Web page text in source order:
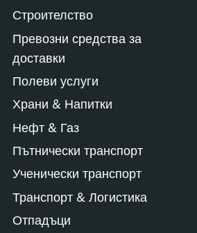
Строителство
Превозни средства за
доставки
Полеви услуги
Храни & Напитки
Нефт & Газ
Пътнически транспорт
Ученически транспорт
Транспорт & Логистика
Отпадъци